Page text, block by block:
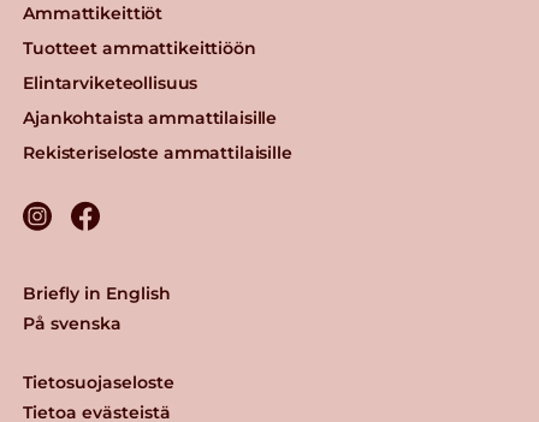
Ammattikeittiöt
Tuotteet ammattikeittiöön
Elintarviketeollisuus
Ajankohtaista ammattilaisille
Rekisteriseloste ammattilaisille
Tietosuojaseloste
Tietoa evästeistä
Briefly in English
På svenska